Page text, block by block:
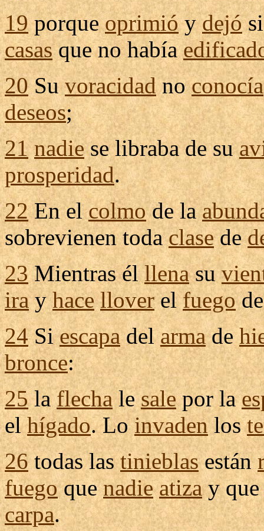
19porqueoprimióydejó
casasque no había
20Suvoracidadnoconocía
deseos;
21 nadieselibrabade su
prosperidad.
22En elcolmode la
sobrevienentodaclasede
23Mientras élllenasu
irayhace lloverelfuego
24Siescapadelarmade
bronce:
25laflechalesalepor la
elhígado. Loinvadenlos
26todas lastinieblasestán
fuegoquenadie atizay
carpa.